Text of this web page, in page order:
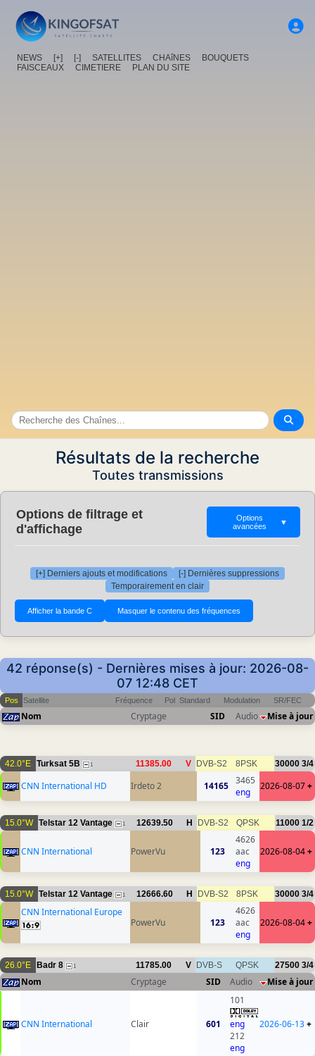
NEWS [+] [-] SATELLITES CHAîNES
BOUQUETS
FAISCEAUX
CIMETIERE PLAN DU SITE
Résultats de la recherche
Toutes transmissions
Options de filtrage et
d'affichage
Options
avancées
▼
[+] Derniers ajouts et modifications
[-] Dernières suppressions
Temporairement en clair
42 réponse(s) - Dernières mises à jour: 2026-08-
07 12:48 CET
Pos Satellite Fréquence Pol Standard Modulation SR/FEC
Nom Cryptage SID Audio Mise à jour
42.0°E Turksat 5B 1 11385.00 V DVB-S2 8PSK 30000 3/4
CNN International HD Irdeto 2 14165
3465
eng
2026-08-07+
15.0°W Telstar 12 Vantage 1 12639.50 H DVB-S2 QPSK 11000 1/2
CNN International PowerVu 123
4626
aac
eng
2026-08-04+
15.0°W Telstar 12 Vantage 1 12666.60 H DVB-S2 8PSK 30000 3/4
CNN International Europe
PowerVu
123
4626
aac
eng
2026-08-04+
26.0°E Badr 8 1 11785.00 V DVB-S QPSK 27500 3/4
Nom Cryptage SID Audio Mise à jour
CNN International Clair 601
101
eng
212
eng
2026-06-13+